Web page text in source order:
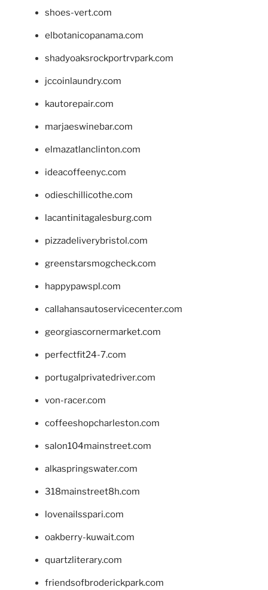
shoes-vert.com
elbotanicopanama.com
shadyoaksrockportrvpark.com
jccoinlaundry.com
kautorepair.com
marjaeswinebar.com
elmazatlanclinton.com
ideacoffeenyc.com
odieschillicothe.com
lacantinitagalesburg.com
pizzadeliverybristol.com
greenstarsmogcheck.com
happypawspl.com
callahansautoservicecenter.com
georgiascornermarket.com
perfectfit24-7.com
portugalprivatedriver.com
von-racer.com
coffeeshopcharleston.com
salon104mainstreet.com
alkaspringswater.com
318mainstreet8h.com
lovenailsspari.com
oakberry-kuwait.com
quartzliterary.com
friendsofbroderickpark.com